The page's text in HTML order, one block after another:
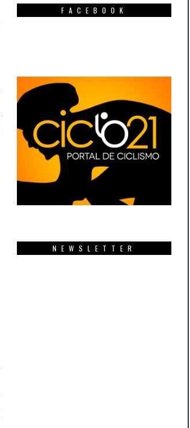
FACEBOOK
NEWSLETTER